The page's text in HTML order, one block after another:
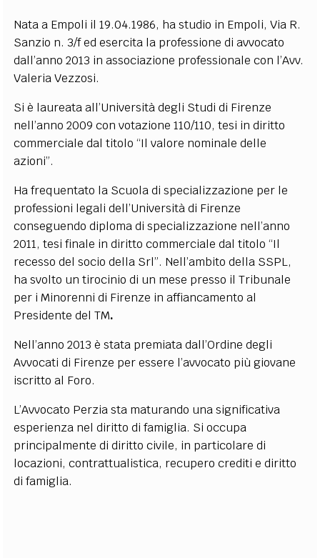
EXTRA
CODICI RUBRICHE
SOCIAL MEDIA
Nata a Empoli il 19.04.1986, ha studio in Empoli, Via R.
Sanzio n. 3/f ed esercita la professione di avvocato
dall’anno 2013 in associazione professionale con l’Avv.
Valeria Vezzosi.
Si è laureata all’Università degli Studi di Firenze
nell’anno 2009 con votazione 110/110, tesi in diritto
commerciale dal titolo “Il valore nominale delle
azioni”.
Ha frequentato la Scuola di specializzazione per le
professioni legali dell’Università di Firenze
conseguendo diploma di specializzazione nell’anno
2011, tesi finale in diritto commerciale dal titolo “Il
recesso del socio della Srl”. Nell’ambito della SSPL,
ha svolto un tirocinio di un mese presso il Tribunale
per i Minorenni di Firenze in affiancamento al
Presidente del TM.
Nell’anno 2013 è stata premiata dall’Ordine degli
Avvocati di Firenze per essere l’avvocato più giovane
iscritto al Foro.
L’Avvocato Perzia sta maturando una significativa
esperienza nel diritto di famiglia. Si occupa
principalmente di diritto civile, in particolare di
locazioni, contrattualistica, recupero crediti e diritto
di famiglia.